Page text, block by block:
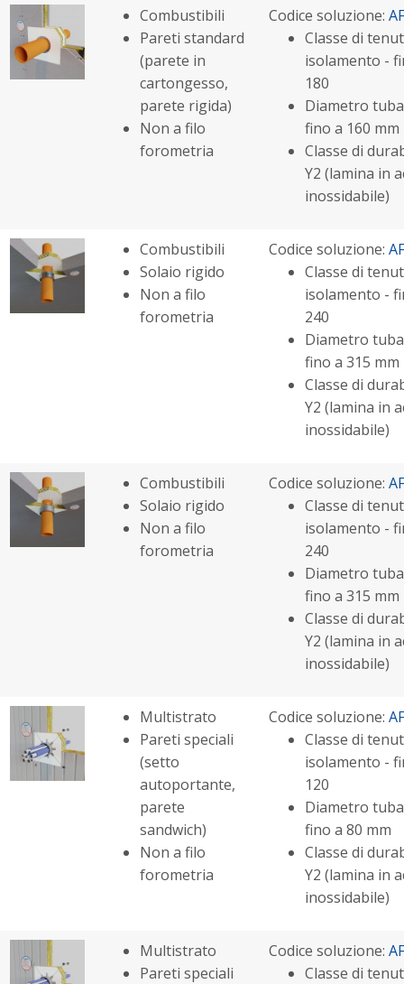
Combustibili
Pareti standard
(parete in
cartongesso,
parete rigida)
Non a filo
forometria
Codice soluzione:
Classe di
isolamento -
180
Diametro
fino a 160 mm
Classe di
Y2 (lamina in
inossidabile)
Combustibili
Solaio rigido
Non a filo
forometria
Codice soluzione:
Classe di
isolamento -
240
Diametro
fino a 315 mm
Classe di
Y2 (lamina in
inossidabile)
Combustibili
Solaio rigido
Non a filo
forometria
Codice soluzione:
Classe di
isolamento -
240
Diametro
fino a 315 mm
Classe di
Y2 (lamina in
inossidabile)
Multistrato
Pareti speciali
(setto
autoportante,
parete
sandwich)
Non a filo
forometria
Codice soluzione:
Classe di
isolamento -
120
Diametro
fino a 80 mm
Classe di
Y2 (lamina in
inossidabile)
Multistrato
Pareti speciali
Codice soluzione:
Classe di